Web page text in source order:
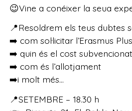
😉Vine a conéixer la seua
📍Resoldrem els teus dubtes
➡️ com sol·licitar l’Erasmus Plus
➡️ quin és el cost subvencionat
➡️ com és l’allotjament
➡️i molt més…
📍SETEMBRE – 18.30 h